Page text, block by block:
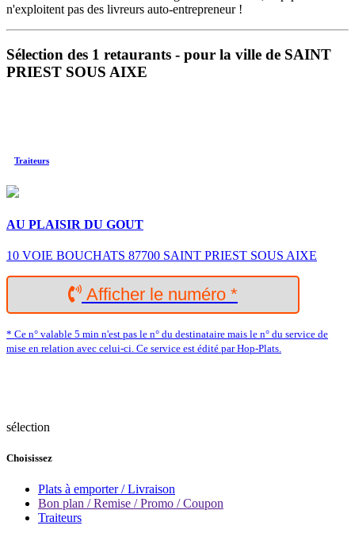
n'exploitent pas des livreurs auto-entrepreneur !
Sélection des 1 retaurants - pour la ville de SAINT
PRIEST SOUS AIXE
Traiteurs
AU PLAISIR DU GOUT
10 VOIE BOUCHATS 87700 SAINT PRIEST SOUS AIXE
Afficher le numéro *
* Ce n° valable 5 min n'est pas le n° du destinataire mais le n° du service de
mise en relation avec celui-ci. Ce service est édité par Hop-Plats.
sélection
Choisissez
Plats à emporter / Livraison
Bon plan / Remise / Promo / Coupon
Traiteurs